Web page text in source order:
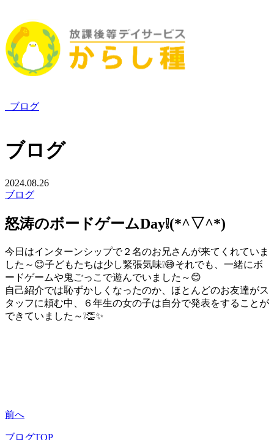
ブログ
ブログ
2024.08.26
ブログ
怒涛のボードゲームDay❕(*^▽^*)
今日はインターンシップで２名のお兄さんが来てくれていま
した～😊子どもたちは少し緊張気味❕😅それでも、一緒にボ
ードゲームや鬼ごっこで遊んでいました～😊
自己紹介では恥ずかしくなったのか、ほとんどのお友達がス
タッフに頼む中、６年生の女の子は自分で発表をすることが
できていました～❕👏✨
前へ
ブログTOP